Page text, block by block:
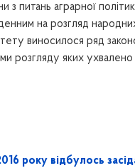
з питань аграрної
на розгляд
виносилося ряд
розгляду яких ухвалено
2016 року відбулось